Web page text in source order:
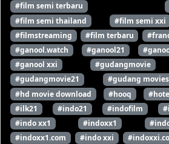
#film semi terbaru
#film semi thailand
#film semi xxi
#filmstreaming
#film terbaru
#ganool.watch
#ganool21
#ganool xxi
#gudangmovie
#gudangmovie21
#gudang movies
#hd movie download
#hooq
#ilk21
#indo21 #indofilm
#indo xx1
#indoxx1
#indoxx1.com
#indo xxi